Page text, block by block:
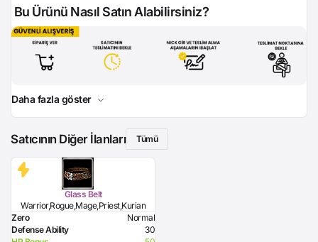
Bu Ürünü Nasıl Satın Alabilirsiniz?
Daha fazla göster
Satıcının Diğer İlanları Tümü
Glass Belt
Warrior,Rogue,Mage,Priest,Kurian
Zero
Normal
Defense Ability
30